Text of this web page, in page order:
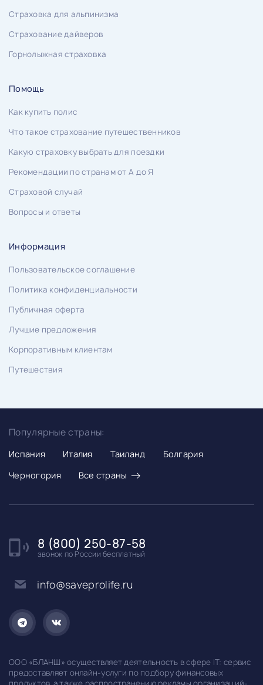
Страховка для альпинизма
Страхование дайверов
Горнолыжная страховка
Помощь
Как купить полис
Что такое страхование путешественников
Какую страховку выбрать для поездки
Рекомендации по странам от А до Я
Страховой случай
Вопросы и ответы
Информация
Пользовательское соглашение
Политика конфиденциальности
Публичная оферта
Лучшие предложения
Корпоративным клиентам
Путешествия
Популярные страны:
Испания Италия Таиланд
Болгария
Черногория
Все страны →
8 (800) 250-87-58
звонок по России бесплатный
info@saveprolife.ru
ООО «БЛАНШ» осуществляет деятельность в сфере IT: сервис
предоставляет онлайн-услуги по подбору финансовых